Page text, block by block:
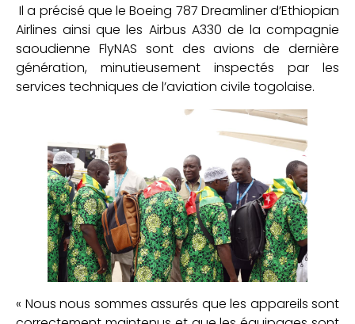
Il a précisé que le Boeing 787 Dreamliner d’Ethiopian
Airlines ainsi que les Airbus A330 de la compagnie
saoudienne FlyNAS sont des avions de dernière
génération, minutieusement inspectés par les
services techniques de l’aviation civile togolaise.
« Nous nous sommes assurés que les appareils sont